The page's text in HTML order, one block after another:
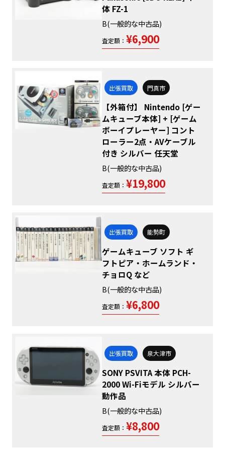
体 FZ-1
B(一般的な中古品)
査定額： ¥6,900
出張買取 門真市
【外箱付】 Nintendo [ゲー
ムキューブ本体] + [ゲーム
ボーイプレーヤー] コント
ローラー2点・AVケーブル
付き シルバー 任天堂
B(一般的な中古品)
査定額： ¥19,800
出張買取 能勢町
ゲームキューブ ソフト ギ
フトピア・ホームランド・
チョロQ など
B(一般的な中古品)
査定額： ¥6,800
出張買取 泉大津市
SONY PSVITA 本体 PCH-
2000 Wi-Fiモデル シルバー
動作品
B(一般的な中古品)
査定額： ¥8,800